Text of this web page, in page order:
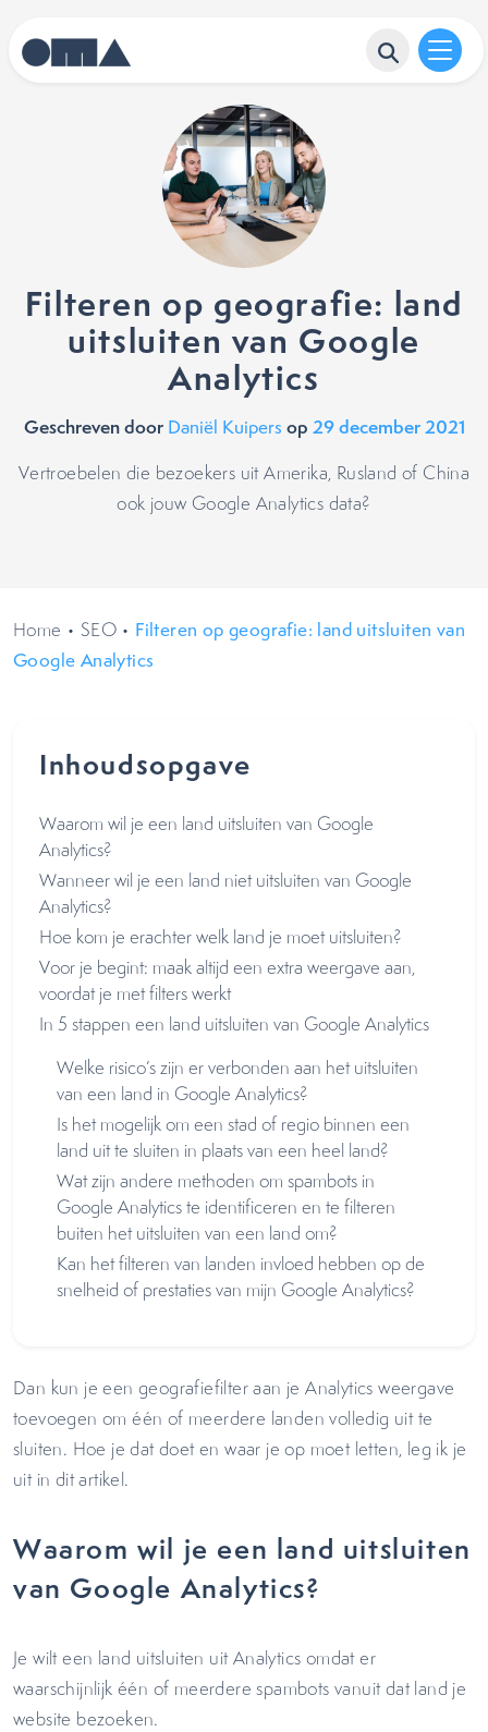
Filteren op geografie: land
uitsluiten van Google
Analytics
Geschreven door Daniël Kuipers op 29 december 2021
Vertroebelen die bezoekers uit Amerika, Rusland of China
ook jouw Google Analytics data?
Home • SEO • Filteren op geografie: land uitsluiten van
Google Analytics
Inhoudsopgave
Waarom wil je een land uitsluiten van Google
Analytics?
Wanneer wil je een land niet uitsluiten van Google
Analytics?
Hoe kom je erachter welk land je moet uitsluiten?
Voor je begint: maak altijd een extra weergave aan,
voordat je met filters werkt
In 5 stappen een land uitsluiten van Google Analytics
Welke risico’s zijn er verbonden aan het uitsluiten
van een land in Google Analytics?
Is het mogelijk om een stad of regio binnen een
land uit te sluiten in plaats van een heel land?
Wat zijn andere methoden om spambots in
Google Analytics te identificeren en te filteren
buiten het uitsluiten van een land om?
Kan het filteren van landen invloed hebben op de
snelheid of prestaties van mijn Google Analytics?
Dan kun je een geografiefilter aan je Analytics weergave
toevoegen om één of meerdere landen volledig uit te
sluiten. Hoe je dat doet en waar je op moet letten, leg ik je
uit in dit artikel.
Waarom wil je een land uitsluiten
van Google Analytics?
Je wilt een land uitsluiten uit Analytics omdat er
waarschijnlijk één of meerdere spambots vanuit dat land je
website bezoeken.